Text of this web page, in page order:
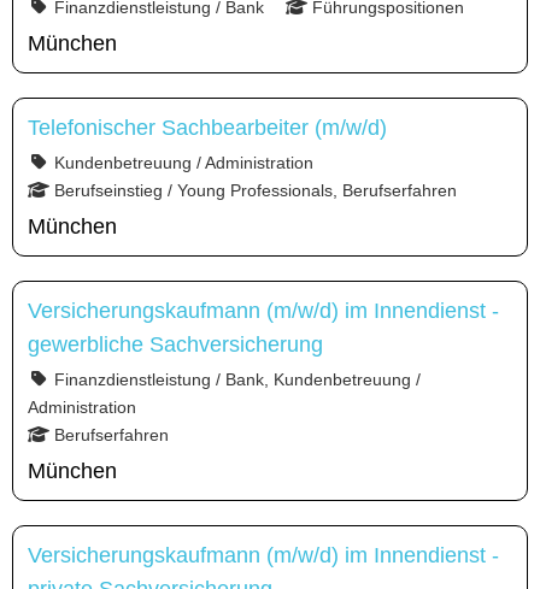
Finanzdienstleistung / Bank Führungspositionen
München
Telefonischer Sachbearbeiter (m/w/d)
Kundenbetreuung / Administration
Berufseinstieg / Young Professionals, Berufserfahren
München
Versicherungskaufmann (m/w/d) im Innendienst -
gewerbliche Sachversicherung
Finanzdienstleistung / Bank, Kundenbetreuung /
Administration
Berufserfahren
München
Versicherungskaufmann (m/w/d) im Innendienst -